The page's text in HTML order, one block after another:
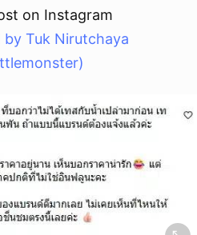
on Instagram
by Tuk Nirutchaya